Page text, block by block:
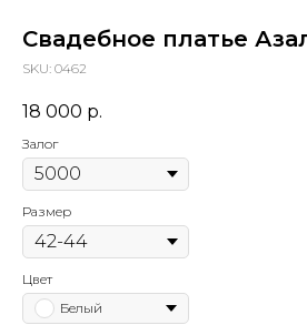
Свадебное платье
SKU: 0462
18 000 р.
Залог
Размер
Цвет
Белый